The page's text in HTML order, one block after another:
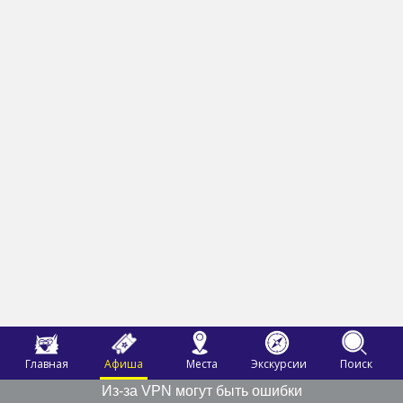
Главная Афиша Места Экскурсии
Поиск
Из-за VPN могут быть ошибки